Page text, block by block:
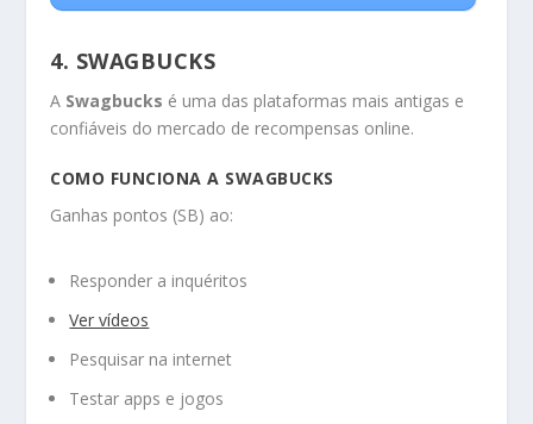
4. SWAGBUCKS
A Swagbucks é uma das plataformas mais antigas e
confiáveis do mercado de recompensas online.
COMO FUNCIONA A SWAGBUCKS
Ganhas pontos (SB) ao:
Responder a inquéritos
Ver vídeos
Pesquisar na internet
Testar apps e jogos